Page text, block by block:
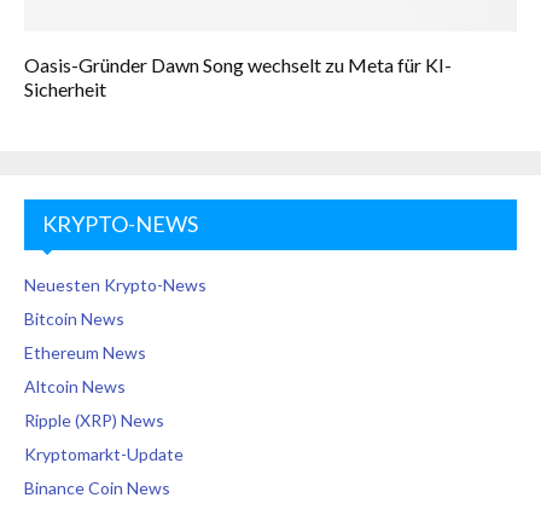
Oasis-Gründer Dawn Song wechselt zu Meta für KI-
Sicherheit
KRYPTO-NEWS
Neuesten Krypto-News
Bitcoin News
Ethereum News
Altcoin News
Ripple (XRP) News
Kryptomarkt-Update
Binance Coin News